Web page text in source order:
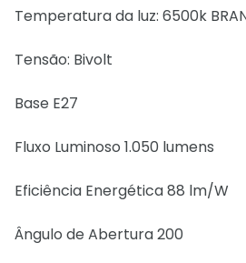
Temperatura da luz: 6500k
Tensão: Bivolt
Base E27
Fluxo Luminoso 1.050 lumens
Eficiência Energética 88 lm/W
Ângulo de Abertura 200